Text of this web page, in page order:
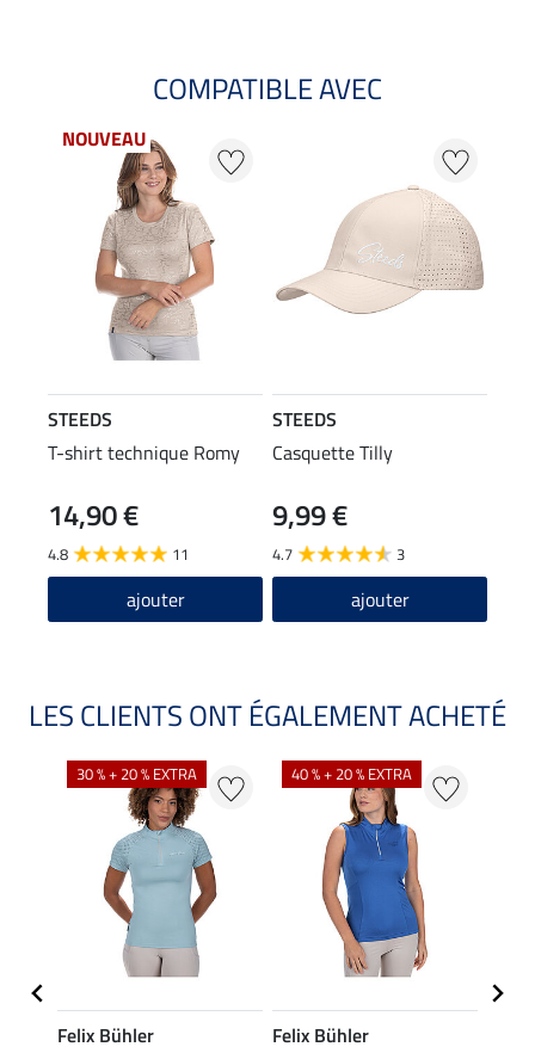
COMPATIBLE AVEC
NOUVEAU
STEEDS
T-shirt technique Romy
14,90 €
4.8 11
ajouter
STEEDS
Casquette Tilly
9,99 €
4.7 3
ajouter
LES CLIENTS ONT ÉGALEMENT ACHETÉ
30 % + 20 % EXTRA
Felix Bühler
40 % + 20 % EXTRA
Felix Bühler